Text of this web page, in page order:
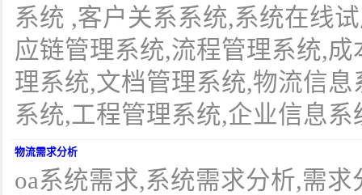
系统 ,客户关系系统,系统在线
应链管理系统,流程管理系统,
理系统,文档管理系统,物流信息
系统,工程管理系统,企业信息
物流需求分析
oa系统需求,系统需求分析,需